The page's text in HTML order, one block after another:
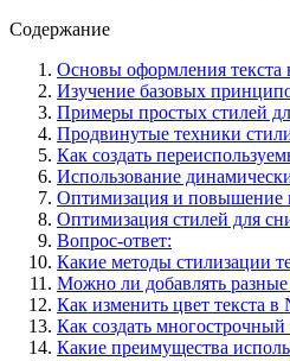
Содержание
Основы оформления
Изучение базовых
Примеры простых стилей
Продвинутые техники
Как создать
Использование
Оптимизация и повышение
Оптимизация стилей для
Вопрос-ответ:
Какие методы стилизации
Можно ли добавлять
Как изменить цвет текста
Как создать
Какие преимущества